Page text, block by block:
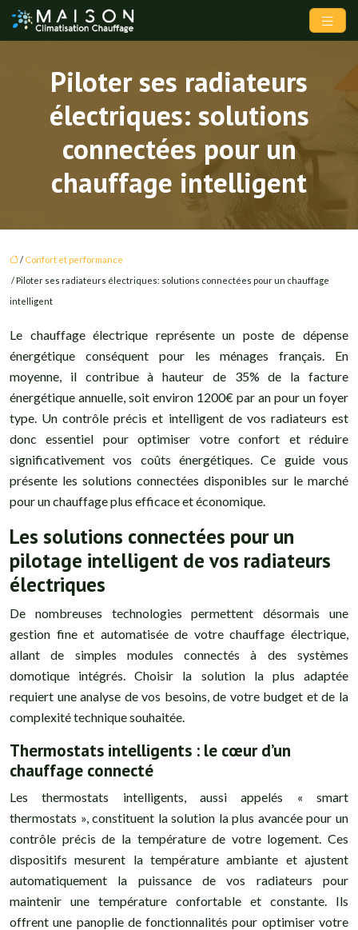
Piloter ses radiateurs
électriques: solutions
connectées pour un
chauffage intelligent
/ Confort et performance
/ Piloter ses radiateurs électriques: solutions connectées pour un chauffage
intelligent
Le chauffage électrique représente un poste de dépense
énergétique conséquent pour les ménages français. En
moyenne, il contribue à hauteur de 35% de la facture
énergétique annuelle, soit environ 1200€ par an pour un foyer
type. Un contrôle précis et intelligent de vos radiateurs est
donc essentiel pour optimiser votre confort et réduire
significativement vos coûts énergétiques. Ce guide vous
présente les solutions connectées disponibles sur le marché
pour un chauffage plus efficace et économique.
Les solutions connectées pour un
pilotage intelligent de vos radiateurs
électriques
De nombreuses technologies permettent désormais une
gestion fine et automatisée de votre chauffage électrique,
allant de simples modules connectés à des systèmes
domotique intégrés. Choisir la solution la plus adaptée
requiert une analyse de vos besoins, de votre budget et de la
complexité technique souhaitée.
Thermostats intelligents : le cœur d’un
chauffage connecté
Les thermostats intelligents, aussi appelés « smart
thermostats », constituent la solution la plus avancée pour un
contrôle précis de la température de votre logement. Ces
dispositifs mesurent la température ambiante et ajustent
automatiquement la puissance de vos radiateurs pour
maintenir une température confortable et constante. Ils
offrent une panoplie de fonctionnalités pour optimiser votre